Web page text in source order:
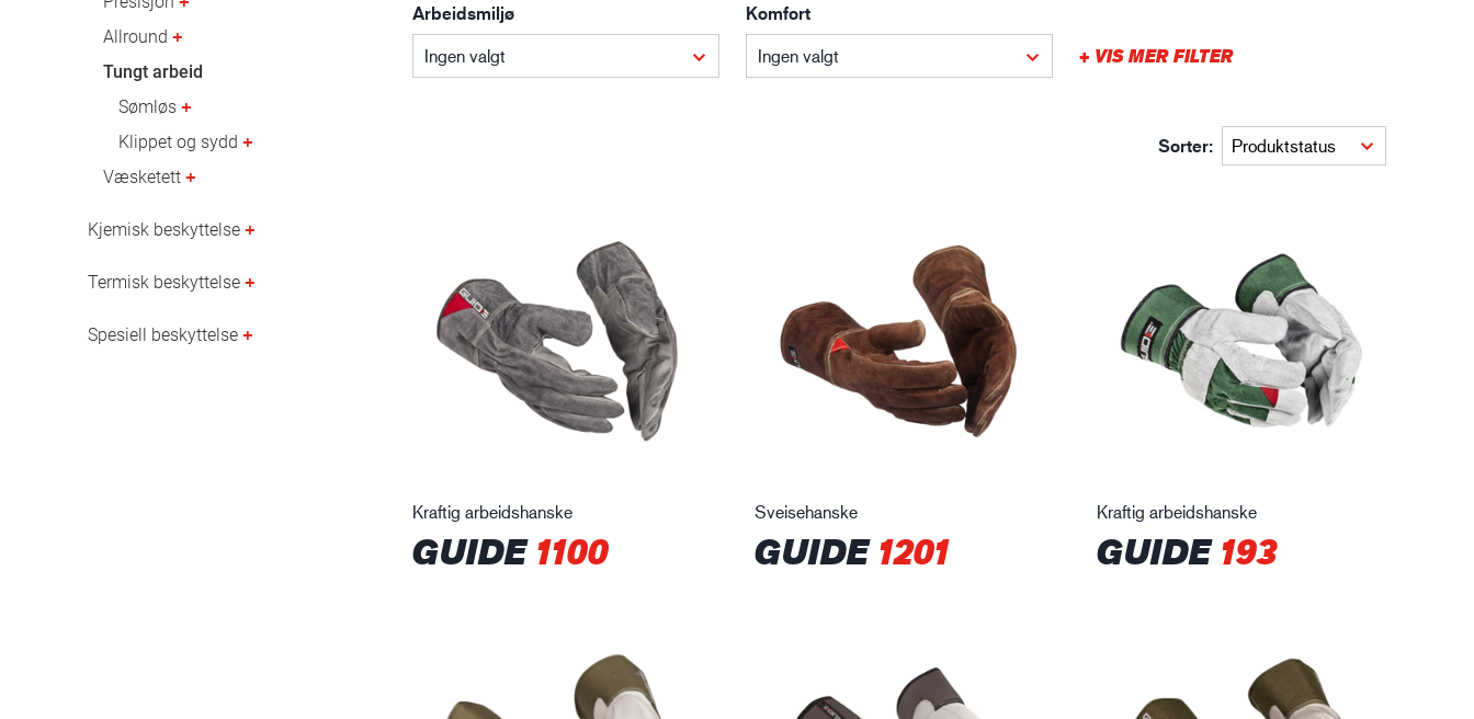
Olje- og gassindustri
Allround
Tungt arbeid
Sømløs
Klippet og sydd
Væsketett
Kjemisk beskyttelse
Termisk beskyttelse
Spesiell beskyttelse
Arbeidsmiljø
Ingen valgt
Komfort
Ingen valgt + VIS MER FILTER
Sorter:
Kraftig arbeidshanske
GUIDE1100
Sveisehanske
GUIDE1201
Kraftig arbeidshanske
GUIDE193